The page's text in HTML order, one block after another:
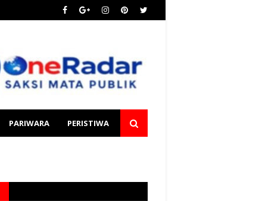
PARIWARA PERISTIWA